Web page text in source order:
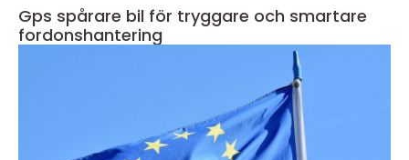
Gps spårare bil för tryggare och smartare
fordonshantering